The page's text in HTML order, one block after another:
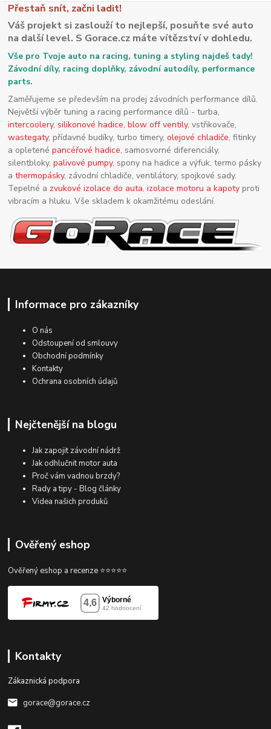
Přestaň snít, začni ladit!
Váš projekt si zaslouží to nejlepší, posuňte své auto
na další level. S Gorace.cz máte vítězství v dohledu.
Vše pro Tvoje auto na racing, tuning a styling najdeš tady!
Závodní díly, racing doplňky, závodní autodíly, performance
parts.
Zaměřujeme se především na prodej závodních performance dílů.
Největší výběr tuning a racing performance dílů - turba,
intercoolery,silikonové hadice,blow off ventily, vstřikovače,
wastegaty, přídavné budíky, turbo timery,olejové chladiče, fitinky
a opletenépancéřové hadice, samosvorné diferenciály,
silentbloky,palivové pumpy, spony na hadice a výfuk, termo pásky
athermopásky, závodní chladiče, ventilátory, spojkové sady.
Tepelné a zvukové izolace do auta,izolace motoru a kapoty proti
vibracím a hluku. Vše skladem k okamžitému odeslání.
Informace pro zákazníky
O nás
Odstoupení od smlouvy
Obchodní podmínky
Kontakty
Ochrana osobních údajů
Nejčtenější na blogu
Jak zapojit závodní nádrž
Jak odhlučnit motor auta
Proč vám vadnou brzdy?
Rady a tipy - Blog články
Videa našich produků
Ověřený eshop
Ověřený eshop a recenze ⭐⭐⭐⭐⭐
Kontakty
Zákaznická podpora
gorace@gorace.cz